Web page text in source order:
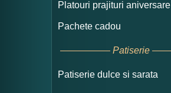
Platouri prajituri aniversare
Pachete cadou
Patiserie
Patiserie dulce si sarata